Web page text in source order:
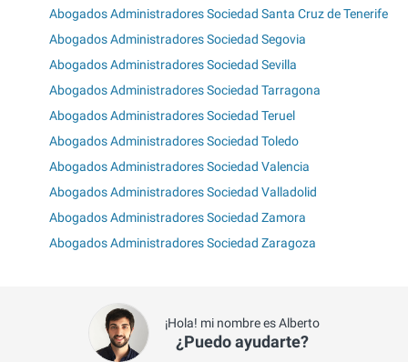
Abogados Administradores Sociedad Santa Cruz de Tenerife
Abogados Administradores Sociedad Segovia
Abogados Administradores Sociedad Sevilla
Abogados Administradores Sociedad Tarragona
Abogados Administradores Sociedad Teruel
Abogados Administradores Sociedad Toledo
Abogados Administradores Sociedad Valencia
Abogados Administradores Sociedad Valladolid
Abogados Administradores Sociedad Zamora
Abogados Administradores Sociedad Zaragoza
¡Hola! mi nombre es Alberto
¿Puedo ayudarte?